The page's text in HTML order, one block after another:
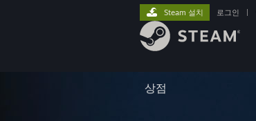
상점
Steam 설치 로그인